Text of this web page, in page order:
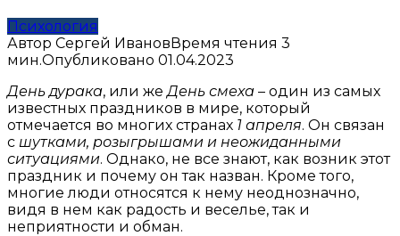
Психология
Автор Сергей ИвановВремя чтения 3
мин.Опубликовано 01.04.2023
День дурака, или жеДень смеха – один из самых
известных праздников в мире, который
отмечается во многих странах 1 апреля. Он связан
с шутками, розыгрышами и неожиданными
ситуациями. Однако, не все знают, как возник этот
праздник и почему он так назван. Кроме того,
многие люди относятся к нему неоднозначно,
видя в нем как радость и веселье, так и
неприятности и обман.